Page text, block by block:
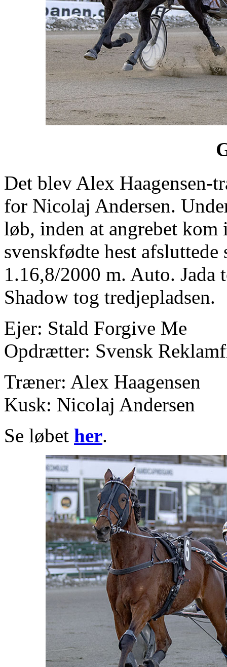
Det blev Alex Haagensen-
for Nicolaj Andersen.
løb, inden at angrebet
svenskfødte hest
1.16,8/2000 m. Auto. Jada
Shadow tog tredjepladsen.
Ejer: Stald Forgive Me
Opdrætter: Svensk
Træner: Alex Haagensen
Kusk: Nicolaj Andersen
Se løbet her.